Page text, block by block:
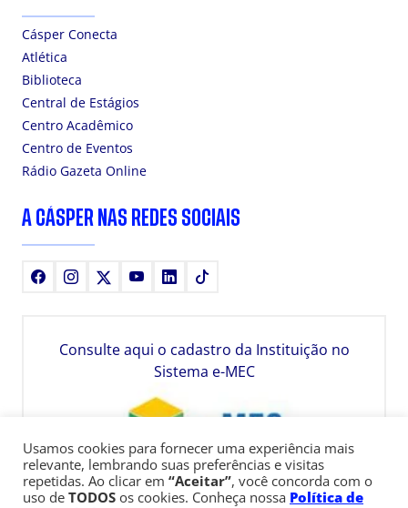
Cásper Conecta
Atlética
Biblioteca
Central de Estágios
Centro Acadêmico
Centro de Eventos
Rádio Gazeta Online
A CÁSPER NAS REDES SOCIAIS
FacebookInstagram YoutubeLinkedIn
Consulte aqui o cadastro da Instituição no
Sistema e-MEC
Usamos cookies para fornecer uma experiência mais
relevante, lembrando suas preferências e visitas
repetidas. Ao clicar em “Aceitar”, você concorda com o
uso de TODOS os cookies. Conheça nossa Política de